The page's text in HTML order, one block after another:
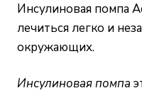
Инсулиновая помпа
лечиться легко и
окружающих.
Инсулиновая помпа